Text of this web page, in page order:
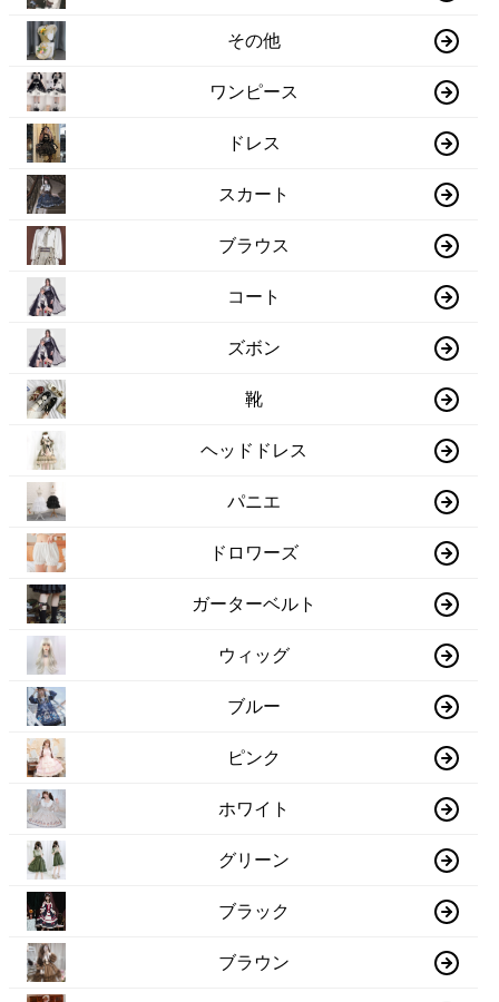
その他
ワンピース
ドレス
スカート
ブラウス
コート
ズボン
靴
ヘッドドレス
パニエ
ドロワーズ
ガーターベルト
ウィッグ
ブルー
ピンク
ホワイト
グリーン
ブラック
ブラウン